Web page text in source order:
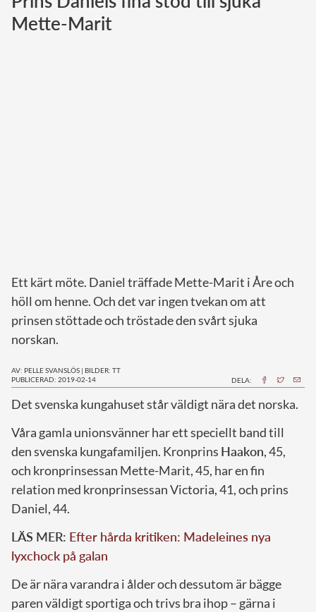
Mette-Marit
Ett kärt möte. Daniel träffade Mette-Marit i Åre och
höll om henne. Och det var ingen tvekan om att
prinsen stöttade och tröstade den svårt sjuka
norskan.
AV: PELLE SVANSLÖS | BILDER: TT
PUBLICERAD: 2019-02-14
DELA:
Det svenska kungahuset står väldigt nära det norska.
Våra gamla unionsvänner har ett speciellt band till
den svenska kungafamiljen. Kronprins Haakon, 45,
och kronprinsessan Mette-Marit, 45, har en fin
relation med kronprinsessan Victoria, 41, och prins
Daniel, 44.
LÄS MER: Efter hårda kritiken: Madeleines nya
lyxchock på galan
De är nära varandra i ålder och dessutom är bägge
paren väldigt sportiga och trivs bra ihop – gärna i